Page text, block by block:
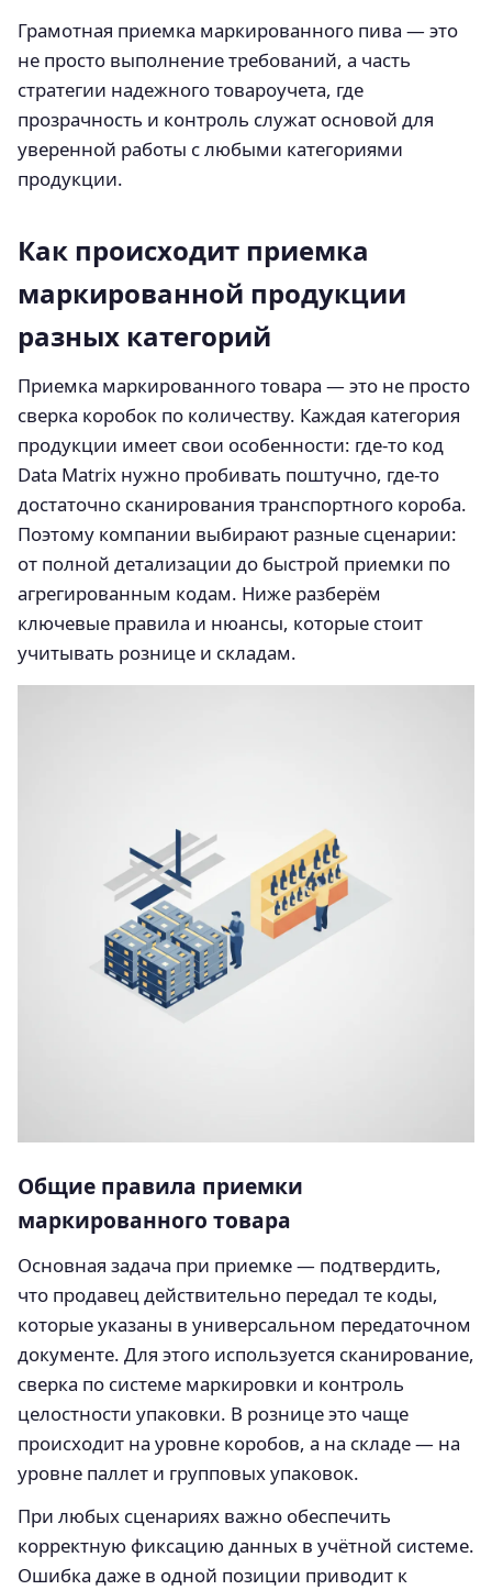
Грамотная приемка маркированного пива — это
не просто выполнение требований, а часть
стратегии надежного товароучета, где
прозрачность и контроль служат основой для
уверенной работы с любыми категориями
продукции.
Как происходит приемка
маркированной продукции
разных категорий
Приемка маркированного товара — это не просто
сверка коробок по количеству. Каждая категория
продукции имеет свои особенности: где‑то код
Data Matrix нужно пробивать поштучно, где‑то
достаточно сканирования транспортного короба.
Поэтому компании выбирают разные сценарии:
от полной детализации до быстрой приемки по
агрегированным кодам. Ниже разберём
ключевые правила и нюансы, которые стоит
учитывать рознице и складам.
Общие правила приемки
маркированного товара
Основная задача при приемке — подтвердить,
что продавец действительно передал те коды,
которые указаны в универсальном передаточном
документе. Для этого используется сканирование,
сверка по системе маркировки и контроль
целостности упаковки. В рознице это чаще
происходит на уровне коробов, а на складе — на
уровне паллет и групповых упаковок.
При любых сценариях важно обеспечить
корректную фиксацию данных в учётной системе.
Ошибка даже в одной позиции приводит к